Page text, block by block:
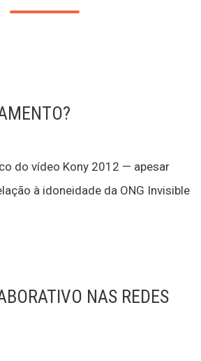
do vídeo Kony 2012 — apesar
à idoneidade da ONG Invisible
NAS REDES